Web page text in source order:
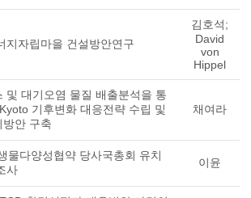
지자립마을 건설방안연구
김호석;
David
von
Hippel
및 대기오염 물질 배출분석을 통
기후변화 대응전략 수립 및
방안 구축
채여라
물다양성협약 당사국총회 유치
사
이윤